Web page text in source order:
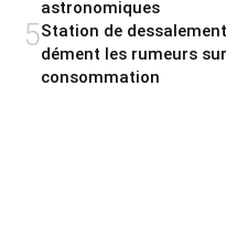
astronomiques
5Station de
dément les rumeurs
consommation